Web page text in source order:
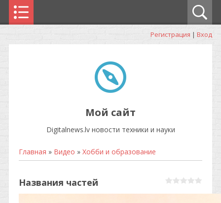
Регистрация | Вход
Мой сайт
Digitalnews.lv новости техники и науки
Главная » Видео » Хобби и образование
Названия частей